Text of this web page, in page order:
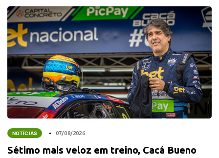
NOTÍCIAS 07/08/2026
Sétimo mais veloz em treino, Cacá Bueno